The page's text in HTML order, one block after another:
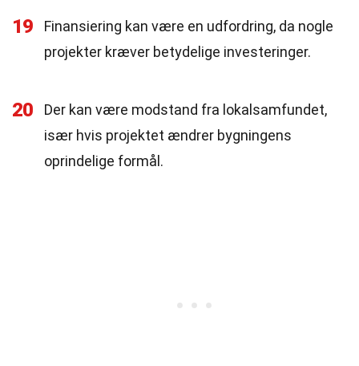
19
Finansiering kan være en udfordring, da nogle
projekter kræver betydelige investeringer.
20
Der kan være modstand fra lokalsamfundet,
især hvis projektet ændrer bygningens
oprindelige formål.